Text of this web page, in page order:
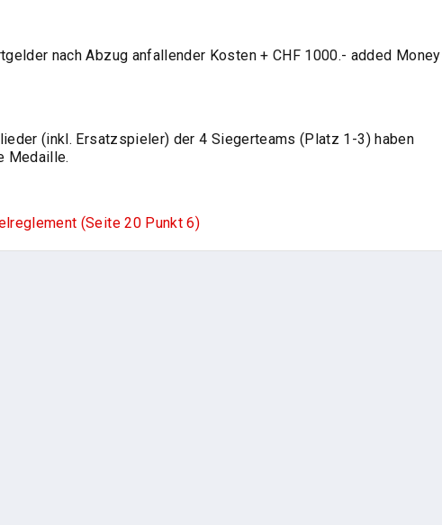
nach Abzug anfallender Kosten + CHF 1000.- added Money
(inkl. Ersatzspieler) der 4 Siegerteams (Platz 1-3) haben
Medaille.
(Seite 20 Punkt 6)